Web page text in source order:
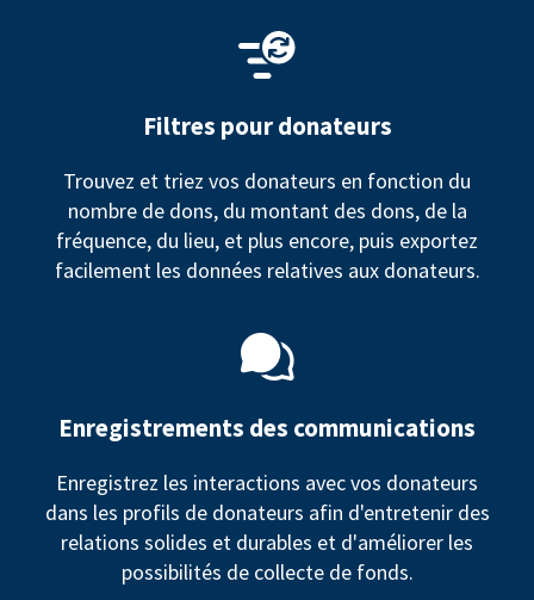
Filtres pour donateurs
Trouvez et triez vos donateurs en fonction du
nombre de dons, du montant des dons, de la
fréquence, du lieu, et plus encore, puis exportez
facilement les données relatives aux donateurs.
Enregistrements des communications
Enregistrez les interactions avec vos donateurs
dans les profils de donateurs afin d'entretenir des
relations solides et durables et d'améliorer les
possibilités de collecte de fonds.